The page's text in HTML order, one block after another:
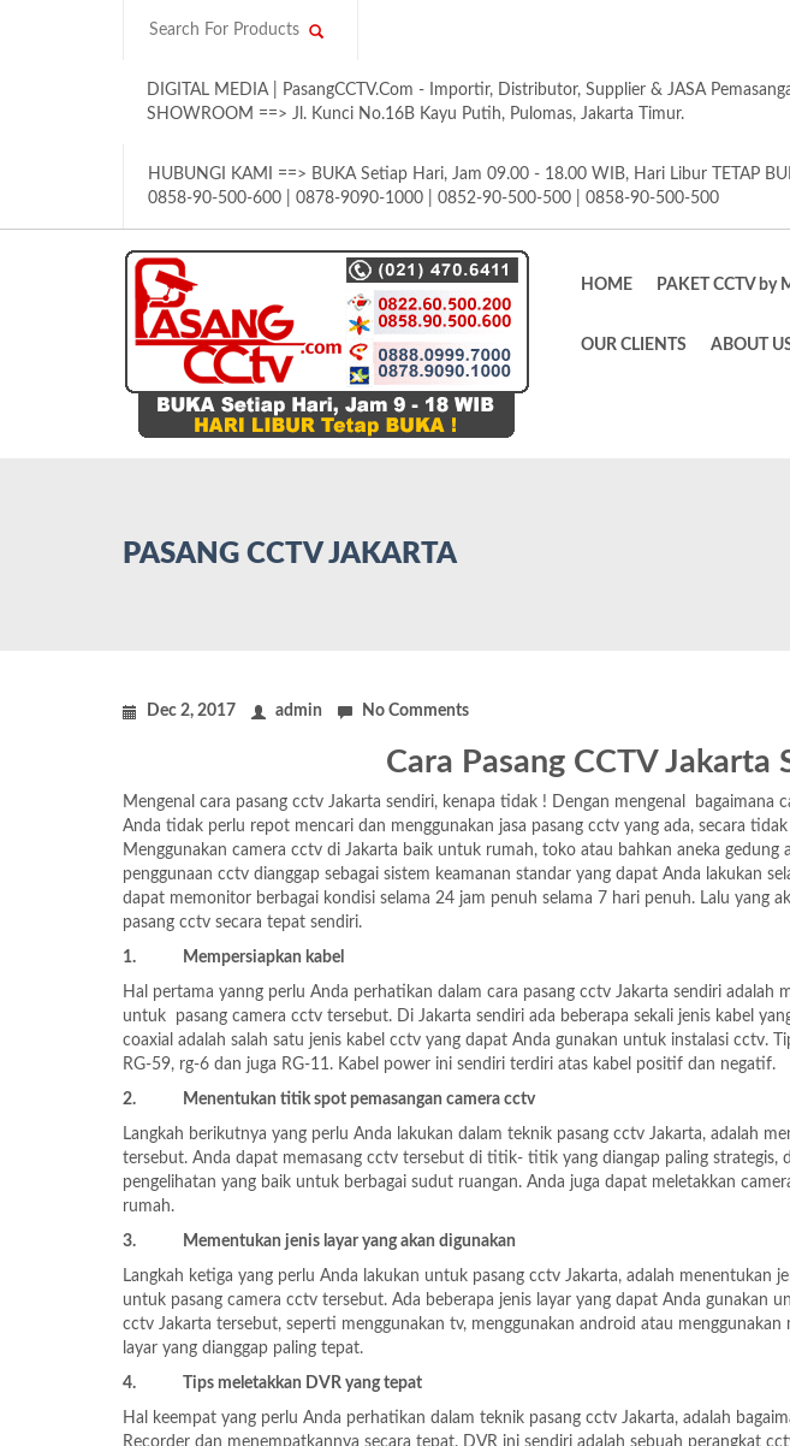
DIGITAL MEDIA | PasangCCTV.Com - Importir, Distributor, Supplier & JASA
SHOWROOM ==> Jl. Kunci No.16B Kayu Putih, Pulomas, Jakarta Timur.
HUBUNGI KAMI ==> BUKA Setiap Hari, Jam 09.00 - 18.00 WIB, Hari Libur TETAP
0858-90-500-600 | 0878-9090-1000 | 0852-90-500-500 | 0858-90-500-500
HOME PAKET CCTV by
OUR CLIENTS ABOUT
PASANG CCTV JAKARTA
Dec 2, 2017 admin No Comments
Cara Pasang CCTV Jakarta
Mengenal cara pasang cctv Jakarta sendiri, kenapa tidak ! Dengan mengenal bagaimana
Anda tidak perlu repot mencari dan menggunakan jasa pasang cctv yang ada, secara
Menggunakan camera cctv di Jakarta baik untuk rumah, toko atau bahkan aneka gedung
penggunaan cctv dianggap sebagai sistem keamanan standar yang dapat Anda lakukan
dapat memonitor berbagai kondisi selama 24 jam penuh selama 7 hari penuh. Lalu yang
pasang cctv secara tepat sendiri.
1. Mempersiapkan kabel
Hal pertama yanng perlu Anda perhatikan dalam cara pasang cctv Jakarta sendiri adalah
untuk pasang camera cctv tersebut. Di Jakarta sendiri ada beberapa sekali jenis kabel
coaxial adalah salah satu jenis kabel cctv yang dapat Anda gunakan untuk instalasi cctv.
RG-59, rg-6 dan juga RG-11. Kabel power ini sendiri terdiri atas kabel positif dan negatif.
2. Menentukan titik spot pemasangan camera cctv
Langkah berikutnya yang perlu Anda lakukan dalam teknik pasang cctv Jakarta, adalah
tersebut. Anda dapat memasang cctv tersebut di titik- titik yang diangap paling strategis,
pengelihatan yang baik untuk berbagai sudut ruangan. Anda juga dapat meletakkan
rumah.
3. Mementukan jenis layar yang akan digunakan
Langkah ketiga yang perlu Anda lakukan untuk pasang cctv Jakarta, adalah menentukan
untuk pasang camera cctv tersebut. Ada beberapa jenis layar yang dapat Anda gunakan
cctv Jakarta tersebut, seperti menggunakan tv, menggunakan android atau
layar yang dianggap paling tepat.
4. Tips meletakkan DVR yang tepat
Hal keempat yang perlu Anda perhatikan dalam teknik pasang cctv Jakarta, adalah
Recorder dan menempatkannya secara tepat. DVR ini sendiri adalah sebuah perangkat